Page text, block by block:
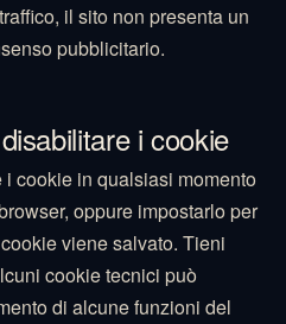
il sito non presenta un
pubblicitario.
i cookie
cookie in qualsiasi momento
oppure impostarlo per
viene salvato. Tieni
cookie tecnici può
di alcune funzioni del